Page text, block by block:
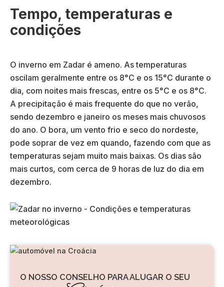
Tempo, temperaturas e
condições
O inverno em Zadar é ameno. As temperaturas
oscilam geralmente entre os 8°C e os 15°C durante o
dia, com noites mais frescas, entre os 5°C e os 8°C.
A precipitação é mais frequente do que no verão,
sendo dezembro e janeiro os meses mais chuvosos
do ano. O bora, um vento frio e seco do nordeste,
pode soprar de vez em quando, fazendo com que as
temperaturas sejam muito mais baixas. Os dias são
mais curtos, com cerca de 9 horas de luz do dia em
dezembro.
O NOSSO CONSELHO PARA ALUGAR O SEU